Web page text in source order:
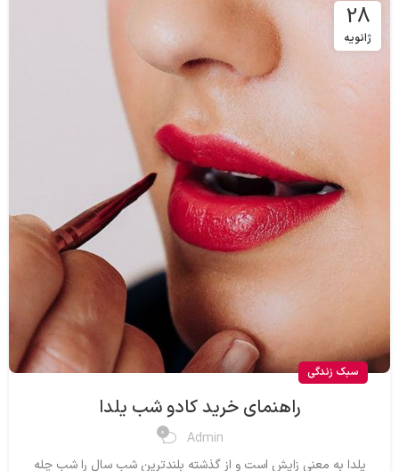
28
ژانویه
سبک زندگی
راهنمای خرید کادو شب یلدا
Admin
0
یلدا به معنی زایش است و از گذشته بلندترین شب سال را شب چله